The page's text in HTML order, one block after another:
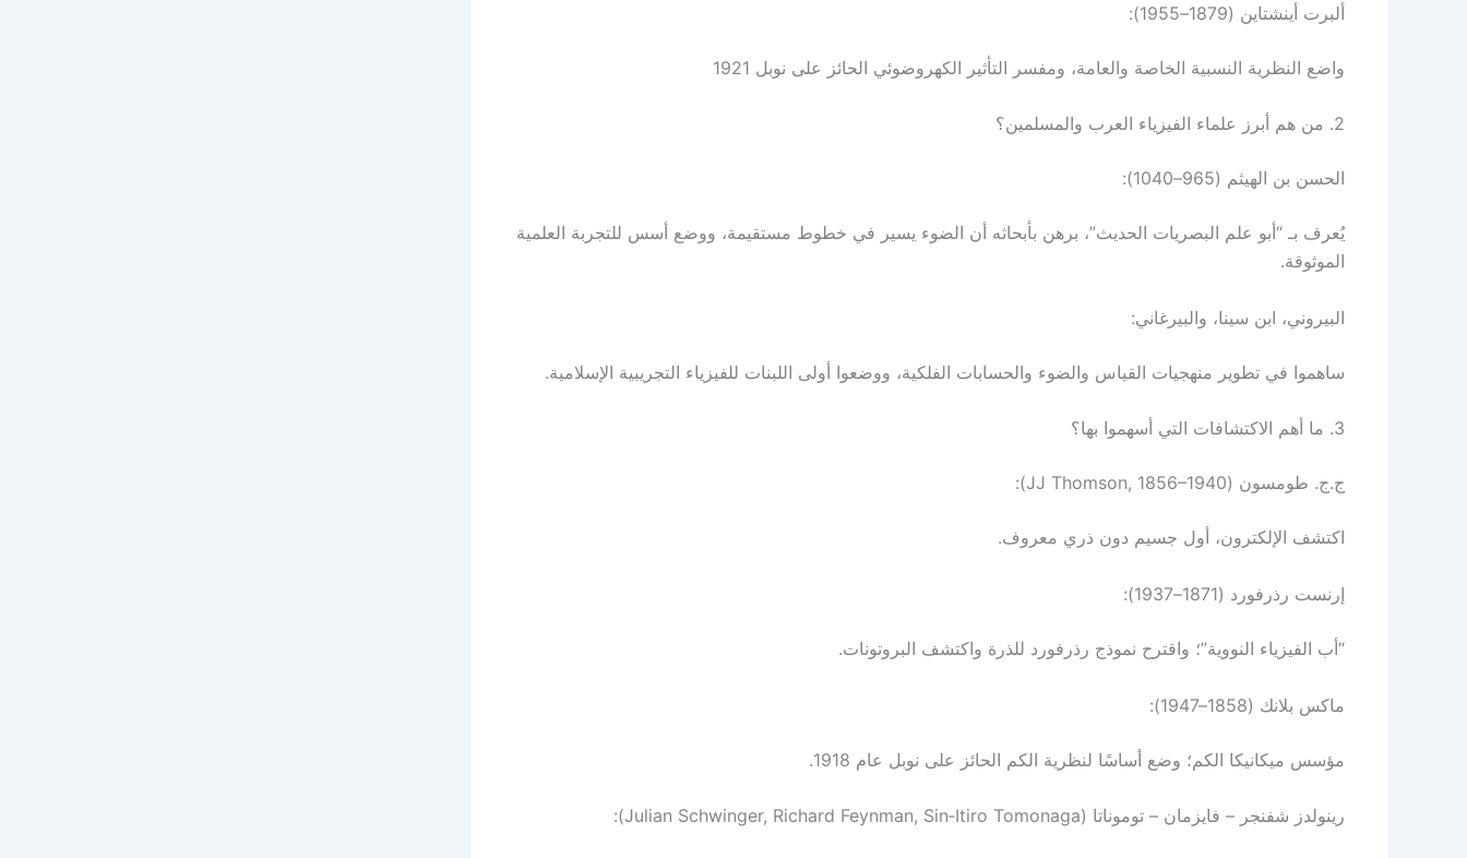
ألبرت أينشتاين (1879–1955):
واضع النظرية النسبية الخاصة والعامة، ومفسر التأثير الكهروضوئي الحائز على نوبل 1921
2. من هم أبرز علماء الفيزياء العرب والمسلمين؟
الحسن بن الهيثم (965–1040):
يُعرف بـ “أبو علم البصريات الحديث”، برهن بأبحاثه أن الضوء يسير في خطوط مستقيمة، ووضع أسس للتجربة العلمية
الموثوقة.
البيروني، ابن سينا، والبيرغاني:
ساهموا في تطوير منهجيات القياس والضوء والحسابات الفلكية، ووضعوا أولى اللبنات للفيزياء التجريبية الإسلامية.
3. ما أهم الاكتشافات التي أسهموا بها؟
ج.ج. طومسون (JJ Thomson, 1856–1940):
اكتشف الإلكترون، أول جسيم دون ذري معروف.
إرنست رذرفورد (1871–1937):
“أب الفيزياء النووية”؛ واقترح نموذج رذرفورد للذرة واكتشف البروتونات.
ماكس بلانك (1858–1947):
مؤسس ميكانيكا الكم؛ وضع أساسًا لنظرية الكم الحائز على نوبل عام 1918.
رينولدز شفنجر – فايزمان – توموناتا (Julian Schwinger, Richard Feynman, Sin‑Itiro Tomonaga):